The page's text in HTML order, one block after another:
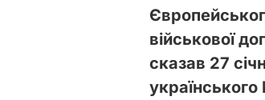
військової
сказав 27